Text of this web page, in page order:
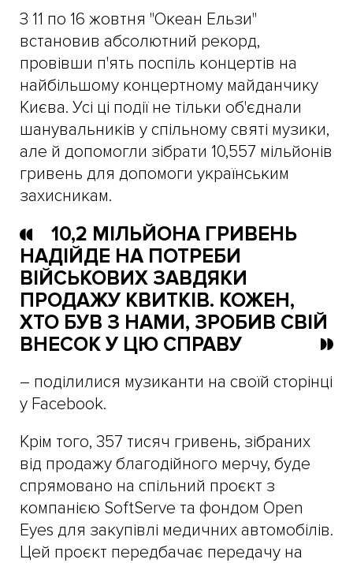
З 11 по 16 жовтня "Океан Ельзи"
встановив абсолютний рекорд,
провівши п'ять поспіль концертів на
найбільшому концертному майданчику
Києва. Усі ці події не тільки об'єднали
шанувальників у спільному святі музики,
але й допомогли зібрати 10,557 мільйонів
гривень для допомоги українським
захисникам.
10,2 МІЛЬЙОНА ГРИВЕНЬ
НАДІЙДЕ НА ПОТРЕБИ
ВІЙСЬКОВИХ ЗАВДЯКИ
ПРОДАЖУ КВИТКІВ. КОЖЕН,
ХТО БУВ З НАМИ, ЗРОБИВ СВІЙ
ВНЕСОК У ЦЮ СПРАВУ
– поділилися музиканти на своїй сторінці
у Facebook.
Крім того, 357 тисяч гривень, зібраних
від продажу благодійного мерчу, буде
спрямовано на спільний проєкт з
компанією SoftServe та фондом Open
Eyes для закупівлі медичних автомобілів.
Цей проєкт передбачає передачу на